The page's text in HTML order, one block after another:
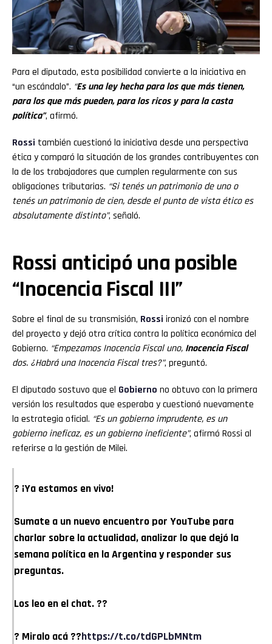
Para el diputado, esta posibilidad convierte a la iniciativa en
“un escándalo”. “Es una ley hecha para los que más tienen,
para los que más pueden, para los ricos y para la casta
política”, afirmó.
Rossi también cuestionó la iniciativa desde una perspectiva
ética y comparó la situación de los grandes contribuyentes con
la de los trabajadores que cumplen regularmente con sus
obligaciones tributarias. “Si tenés un patrimonio de uno o
tenés un patrimonio de cien, desde el punto de vista ético es
absolutamente distinto”, señaló.
Rossi anticipó una posible
“Inocencia Fiscal III”
Sobre el final de su transmisión, Rossi ironizó con el nombre
del proyecto y dejó otra crítica contra la política económica del
Gobierno. “Empezamos Inocencia Fiscal uno, Inocencia Fiscal
dos. ¿Habrá una Inocencia Fiscal tres?”, preguntó.
El diputado sostuvo que el Gobierno no obtuvo con la primera
versión los resultados que esperaba y cuestionó nuevamente
la estrategia oficial. “Es un gobierno imprudente, es un
gobierno ineficaz, es un gobierno ineficiente”, afirmó Rossi al
referirse a la gestión de Milei.
? ¡Ya estamos en vivo!
Sumate a un nuevo encuentro por YouTube para
charlar sobre la actualidad, analizar lo que dejó la
semana política en la Argentina y responder sus
preguntas.
Los leo en el chat. ??
? Miralo acá ??https://t.co/tdGPLbMNtm